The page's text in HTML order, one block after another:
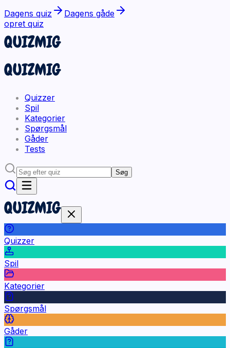
Dagens quiz
Dagens gåde
opret quiz
Quizzer
Spil
Kategorier
Spørgsmål
Gåder
Tests
Søg
Quizzer
Spil
Kategorier
Spørgsmål
Gåder